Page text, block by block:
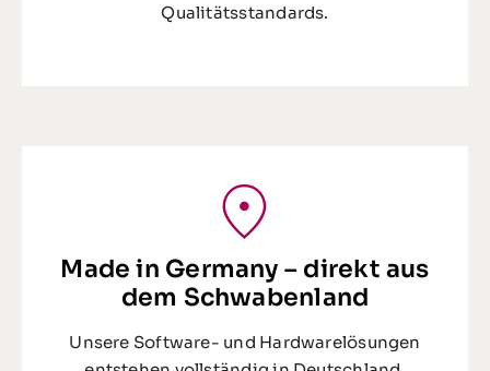
Qualitätsstandards.
Made in Germany – direkt aus
dem Schwabenland
Unsere Software- und Hardwarelösungen